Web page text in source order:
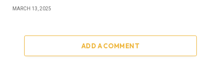
MARCH 13, 2025
ADD A COMMENT